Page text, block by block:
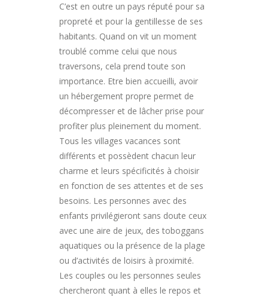
C’est en outre un pays réputé pour sa
propreté et pour la gentillesse de ses
habitants. Quand on vit un moment
troublé comme celui que nous
traversons, cela prend toute son
importance. Etre bien accueilli, avoir
un hébergement propre permet de
décompresser et de lâcher prise pour
profiter plus pleinement du moment.
Tous les villages vacances sont
différents et possèdent chacun leur
charme et leurs spécificités à choisir
en fonction de ses attentes et de ses
besoins. Les personnes avec des
enfants privilégieront sans doute ceux
avec une aire de jeux, des toboggans
aquatiques ou la présence de la plage
ou d’activités de loisirs à proximité.
Les couples ou les personnes seules
chercheront quant à elles le repos et